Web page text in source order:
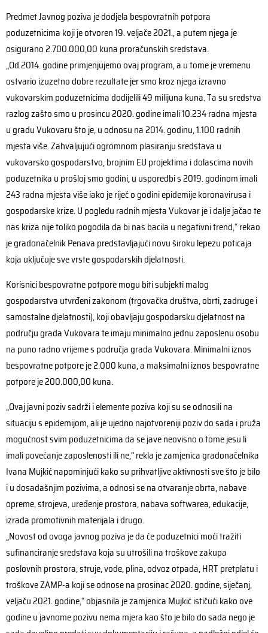
Predmet Javnog poziva je dodjela bespovratnih potpora
poduzetnicima koji je otvoren 19. veljače 2021., a putem njega je
osigurano 2.700.000,00 kuna proračunskih sredstava.
„Od 2014. godine primjenjujemo ovaj program, a u tome je vremenu
ostvario izuzetno dobre rezultate jer smo kroz njega izravno
vukovarskim poduzetnicima dodijelili 49 milijuna kuna. Ta su sredstva
razlog zašto smo u prosincu 2020. godine imali 10.234 radna mjesta
u gradu Vukovaru što je, u odnosu na 2014. godinu, 1.100 radnih
mjesta više. Zahvaljujući ogromnom plasiranju sredstava u
vukovarsko gospodarstvo, brojnim EU projektima i dolascima novih
poduzetnika u prošloj smo godini, u usporedbi s 2019. godinom imali
243 radna mjesta više iako je riječ o godini epidemije koronavirusa i
gospodarske krize. U pogledu radnih mjesta Vukovar je i dalje jačao te
nas kriza nije toliko pogodila da bi nas bacila u negativni trend,“ rekao
je gradonačelnik Penava predstavljajući novu široku lepezu poticaja
koja uključuje sve vrste gospodarskih djelatnosti.
Korisnici bespovratne potpore mogu biti subjekti malog
gospodarstva utvrđeni zakonom (trgovačka društva, obrti, zadruge i
samostalne djelatnosti), koji obavljaju gospodarsku djelatnost na
području grada Vukovara te imaju minimalno jednu zaposlenu osobu
na puno radno vrijeme s područja grada Vukovara. Minimalni iznos
bespovratne potpore je 2.000 kuna, a maksimalni iznos bespovratne
potpore je 200.000,00 kuna.
„Ovaj javni poziv sadrži i elemente poziva koji su se odnosili na
situaciju s epidemijom, ali je ujedno najotvoreniji poziv do sada i pruža
mogućnost svim poduzetnicima da se jave neovisno o tome jesu li
imali povećanje zaposlenosti ili ne,“ rekla je zamjenica gradonačelnika
Ivana Mujkić napominjući kako su prihvatljive aktivnosti sve što je bilo
i u dosadašnjim pozivima, a odnosi se na otvaranje obrta, nabave
opreme, strojeva, uređenje prostora, nabava softwarea, edukacije,
izrada promotivnih materijala i drugo.
„Novost od ovoga javnog poziva je da će poduzetnici moći tražiti
sufinanciranje sredstava koja su utrošili na troškove zakupa
poslovnih prostora, struje, vode, plina, odvoz otpada, HRT pretplatu i
troškove ZAMP-a koji se odnose na prosinac 2020. godine, siječanj,
veljaču 2021. godine,“ objasnila je zamjenica Mujkić ističući kako ove
godine u javnome pozivu nema mjera kao što je bilo do sada nego je